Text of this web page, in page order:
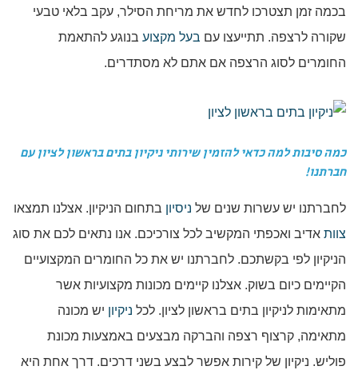
בכמה זמן תצטרכו לחדש את מריחת הסילר, עקב בלאי טבעי
שקורה לרצפה. תתייעצו עם בעל מקצוע בנוגע להתאמת
החומרים לסוג הרצפה אם אתם לא מסתדרים.
כמה סיבות למה כדאי להזמין שירותי ניקיון בתים בראשון לציון עם
חברתנו!
לחברתנו יש עשרות שנים של ניסיון בתחום הניקיון. אצלנו תמצאו
צוות אדיב ואכפתי המקשיב לכל צורכיכם. אנו נתאים לכם את סוג
הניקיון לפי בקשתכם. לחברתנו יש את כל החומרים המקצועיים
הקיימים כיום בשוק. אצלנו קיימים מכונות מקצועיות אשר
מתאימות לניקיון בתים בראשון לציון. לכל ניקיון יש מכונה
מתאימה, קרצוף רצפה והברקה מבצעים באמצעות מכונת
פוליש. ניקיון של קירות אפשר לבצע בשני דרכים. דרך אחת היא